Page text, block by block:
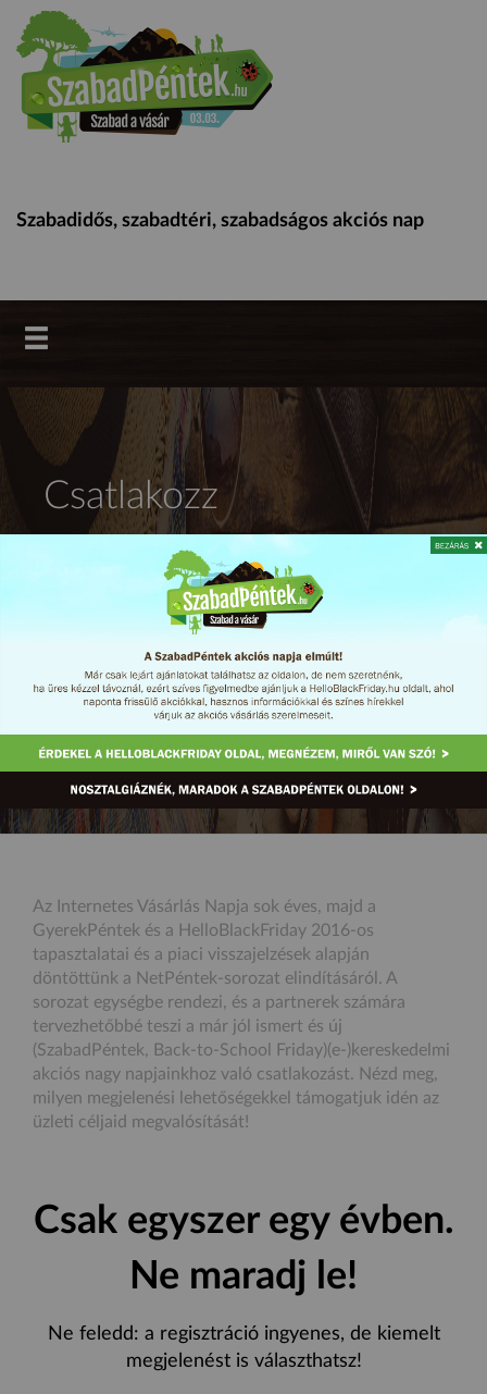
Szabadidős, szabadtéri, szabadságos akciós nap
Csatlakozz
kereskedőként
SzabadPéntekhez!
Regisztráld áruházad ingyen, és növeld
forgalmadat!
AZ IDEI REGISZTRÁCIÓ LEZÁRULT
Az Internetes Vásárlás Napja sok éves, majd a
GyerekPéntek és a HelloBlackFriday 2016-os
tapasztalatai és a piaci visszajelzések alapján
döntöttünk a NetPéntek-sorozat elindításáról. A
sorozat egységbe rendezi, és a partnerek számára
tervezhetőbbé teszi a már jól ismert és új
(SzabadPéntek, Back-to-School Friday)(e-)kereskedelmi
akciós nagy napjainkhoz való csatlakozást. Nézd meg,
milyen megjelenési lehetőségekkel támogatjuk idén az
üzleti céljaid megvalósítását!
Csak egyszer egy évben.
Ne maradj le!
Ne feledd: a regisztráció ingyenes, de kiemelt
megjelenést is választhatsz!